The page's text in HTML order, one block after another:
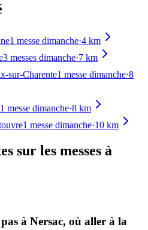
1 messe dimanche·4 km
3 messes dimanche·7 km
sur-Charente1 messe dimanche·8
1 messe dimanche·8 km
1 messe dimanche·10 km
sur les messes à
à Nersac, où aller à la